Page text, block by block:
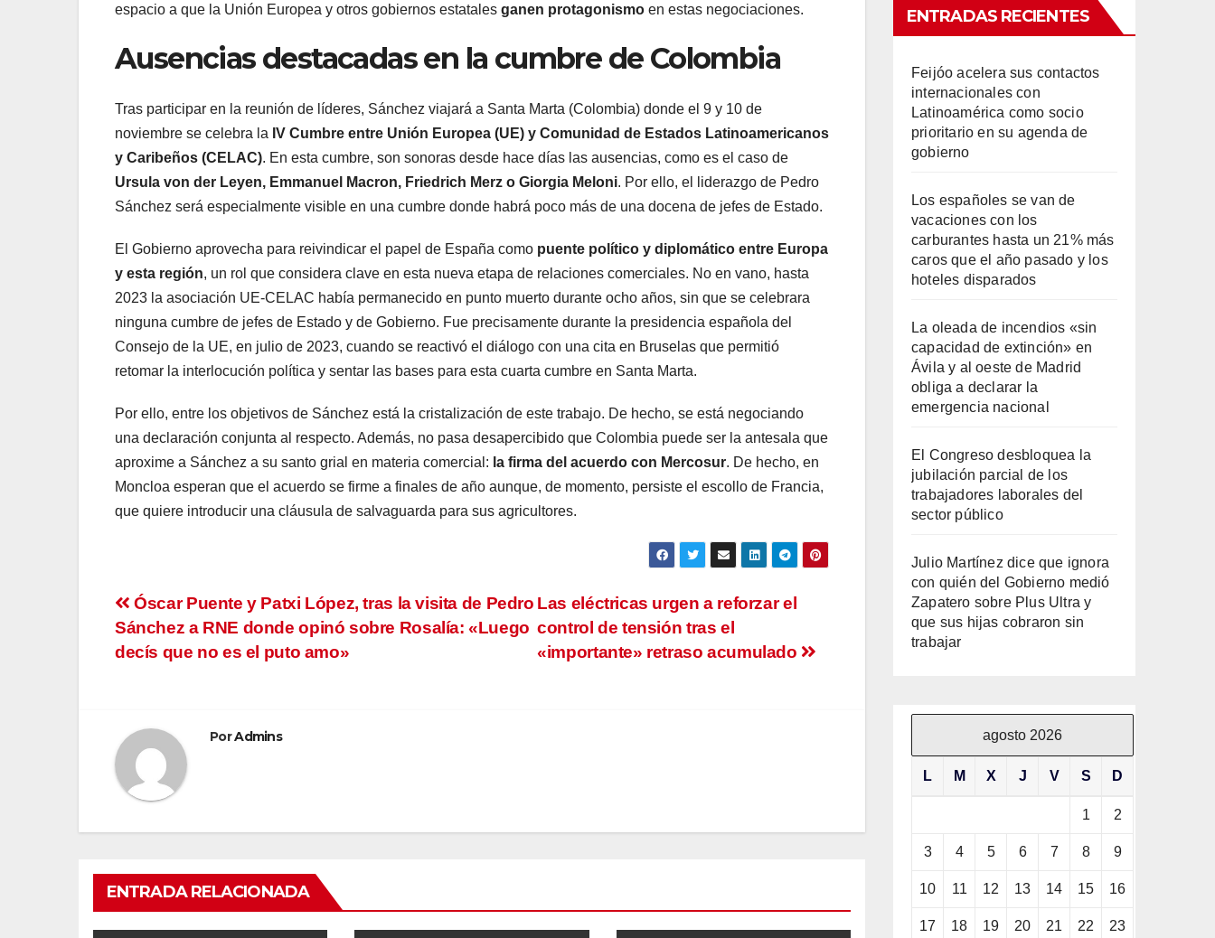
espacio a que la Unión Europea y otros gobiernos estatales ganen protagonismo en estas negociaciones.
Ausencias destacadas en la cumbre de Colombia
Tras participar en la reunión de líderes, Sánchez viajará a Santa Marta (Colombia) donde el 9 y 10 de
noviembre se celebra la IV Cumbre entre Unión Europea (UE) y Comunidad de Estados Latinoamericanos
y Caribeños (CELAC). En esta cumbre, son sonoras desde hace días las ausencias, como es el caso de
Ursula von der Leyen, Emmanuel Macron, Friedrich Merz o Giorgia Meloni. Por ello, el liderazgo de Pedro
Sánchez será especialmente visible en una cumbre donde habrá poco más de una docena de jefes de Estado.
El Gobierno aprovecha para reivindicar el papel de España como puente político y diplomático entre Europa
y esta región, un rol que considera clave en esta nueva etapa de relaciones comerciales. No en vano, hasta
2023 la asociación UE-CELAC había permanecido en punto muerto durante ocho años, sin que se celebrara
ninguna cumbre de jefes de Estado y de Gobierno. Fue precisamente durante la presidencia española del
Consejo de la UE, en julio de 2023, cuando se reactivó el diálogo con una cita en Bruselas que permitió
retomar la interlocución política y sentar las bases para esta cuarta cumbre en Santa Marta.
Por ello, entre los objetivos de Sánchez está la cristalización de este trabajo. De hecho, se está negociando
una declaración conjunta al respecto. Además, no pasa desapercibido que Colombia puede ser la antesala que
aproxime a Sánchez a su santo grial en materia comercial: la firma del acuerdo con Mercosur. De hecho, en
Moncloa esperan que el acuerdo se firme a finales de año aunque, de momento, persiste el escollo de Francia,
que quiere introducir una cláusula de salvaguarda para sus agricultores.
Navegación
de
Las eléctricas urgen a reforzar el
control de tensión tras el
«importante» retraso acumulado
Óscar Puente y Patxi López, tras la visita de Pedro
Sánchez a RNE donde opinó sobre Rosalía: «Luego
decís que no es el puto amo»
PorAdmins
ENTRADA RELACIONADA
ENTRADAS RECIENTES
Feijóo acelera sus contactos
internacionales con
Latinoamérica como socio
prioritario en su agenda de
gobierno
Los españoles se van de
vacaciones con los
carburantes hasta un 21% más
caros que el año pasado y los
hoteles disparados
La oleada de incendios «sin
capacidad de extinción» en
Ávila y al oeste de Madrid
obliga a declarar la
emergencia nacional
El Congreso desbloquea la
jubilación parcial de los
trabajadores laborales del
sector público
Julio Martínez dice que ignora
con quién del Gobierno medió
Zapatero sobre Plus Ultra y
que sus hijas cobraron sin
trabajar
agosto 2026
L M X J V S D
1 2
3 4 5 6 7 8 9
10 11 12 13 14 15 16
17 18 19 20 21 22 23